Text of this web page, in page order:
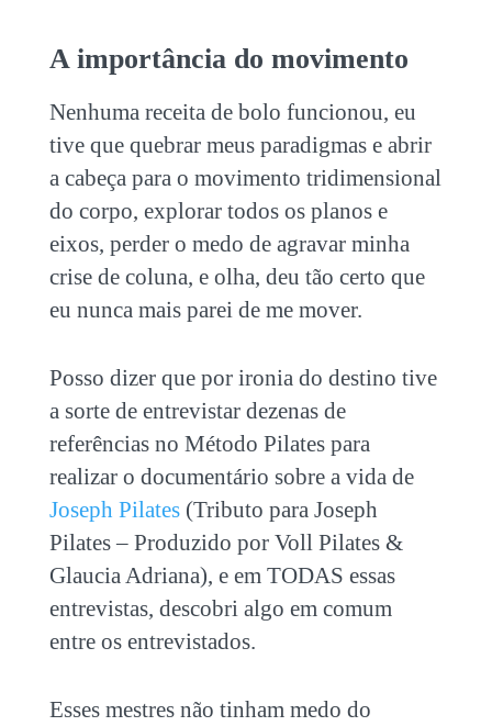
A importância do movimento
Nenhuma receita de bolo funcionou, eu
tive que quebrar meus paradigmas e abrir
a cabeça para o movimento tridimensional
do corpo, explorar todos os planos e
eixos, perder o medo de agravar minha
crise de coluna, e olha, deu tão certo que
eu nunca mais parei de me mover.
Posso dizer que por ironia do destino tive
a sorte de entrevistar dezenas de
referências no Método Pilates para
realizar o documentário sobre a vida de
Joseph Pilates(Tributo para Joseph
Pilates – Produzido por Voll Pilates &
Glaucia Adriana), e em TODAS essas
entrevistas, descobri algo em comum
entre os entrevistados.
Esses mestres não tinham medo do